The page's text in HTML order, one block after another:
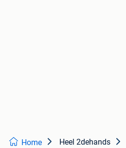
Home Heel 2dehands